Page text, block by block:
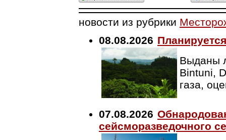
новости из рубрики
08.08.2026
Выданы
Bintuni,
газа,
07.08.2026
сейсморазведочного